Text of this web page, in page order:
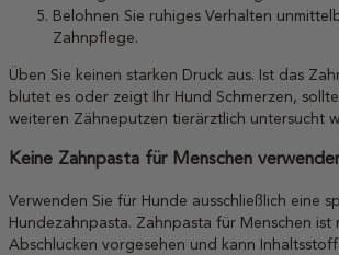
Belohnen Sie ruhiges Verhalten
Zahnpflege.
Üben Sie keinen starken Druck aus. Ist das
blutet es oder zeigt Ihr Hund Schmerzen,
weiteren Zähneputzen tierärztlich untersucht
Keine Zahnpasta für Menschen
Verwenden Sie für Hunde ausschließlich eine
Hundezahnpasta. Zahnpasta für Menschen ist
Abschlucken vorgesehen und kann